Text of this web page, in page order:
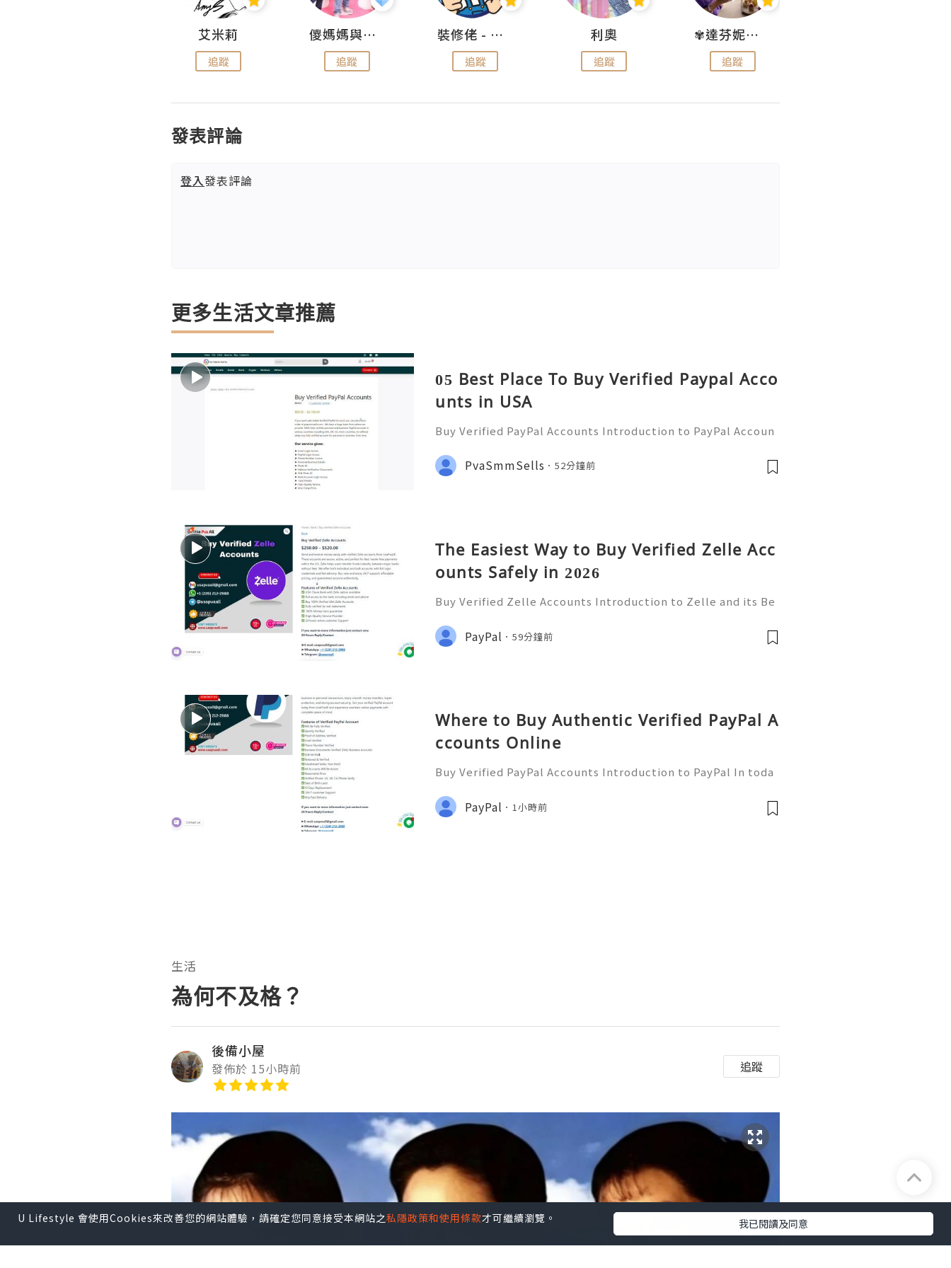
艾米莉
追蹤
儍媽媽與兩隻小魔怪之家
追蹤
裝修佬 - 香港一站式網上裝修平台
追蹤
利奧
追蹤
✾達芬妮•愛孩子•愛生活✾
追蹤
發表評論
登入發表評論
更多生活文章推薦
05 Best Place To Buy Verified Paypal Acco
unts in USA
Buy Verified PayPal Accounts Introduction to PayPal Accoun
g convenience and security for users worldwide. Whether yo
u're shopping, selling,
PvaSmmSells 52分鐘前
The Easiest Way to Buy Verified Zelle Acc
ounts Safely in 2026
Buy Verified Zelle Accounts Introduction to Zelle and its Be
ways to transfer money has become essential. Enter Zelle—
a popular payment ser
PayPal 59分鐘前
Where to Buy Authentic Verified PayPal A
ccounts Online
Buy Verified PayPal Accounts Introduction to PayPal In toda
n than ever. PayPal stands out as one of the leading platfor
ms for sending and recei
PayPal 1小時前
生活
為何不及格？
後備小屋
發佈於 15小時前 追蹤
U Lifestyle 會使用Cookies來改善您的網站體驗，請確定您同意接受本網站之私隱政策和使用條款才可繼續瀏覽。 我已閱讀及同意